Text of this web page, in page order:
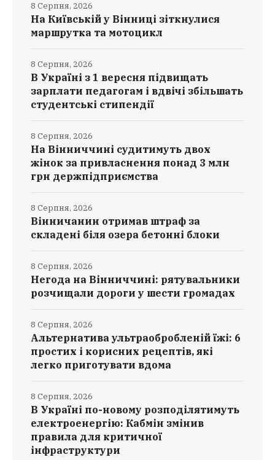
На Київській у Вінниці зіткнулися
маршрутка та мотоцикл
8 Серпня, 2026
В Україні з 1 вересня підвищать
зарплати педагогам і вдвічі збільшать
студентські стипендії
8 Серпня, 2026
На Вінниччині судитимуть двох
жінок за привласнення понад 3 млн
грн держпідприємства
8 Серпня, 2026
Вінничанин отримав штраф за
складені біля озера бетонні блоки
8 Серпня, 2026
Негода на Вінниччині: рятувальники
розчищали дороги у шести громадах
8 Серпня, 2026
Альтернатива ультраобробленій їжі: 6
простих і корисних рецептів, які
легко приготувати вдома
8 Серпня, 2026
В Україні по-новому розподілятимуть
електроенергію: Кабмін змінив
правила для критичної
інфраструктури
8 Серпня, 2026